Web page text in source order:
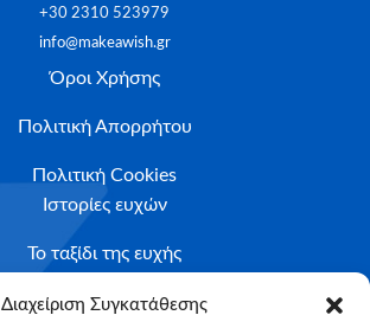
Διαχείριση Συγκατάθεσης
+30 2310 523979
info@makeawish.gr
Όροι Χρήσης
Πολιτική Απορρήτου
Πολιτική Cookies
Ιστορίες ευχών
Το ταξίδι της ευχής
Κριτήρια Καταλληλότητας